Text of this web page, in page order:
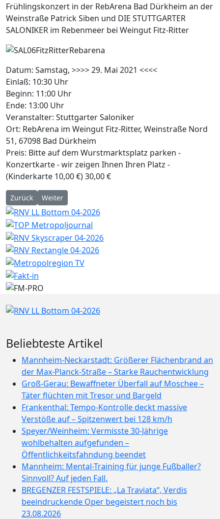
Frühlingskonzert in der RebArena Bad Dürkheim an der
Weinstraße Patrick Siben und DIE STUTTGARTER
SALONIKER im Rebenmeer bei Weingut Fitz-Ritter
Datum: Samstag, >>>> 29. Mai 2021 <<<<
Einlaß: 10:30 Uhr
Beginn: 11:00 Uhr
Ende: 13:00 Uhr
Veranstalter: Stuttgarter Saloniker
Ort: RebArena im Weingut Fitz-Ritter, Weinstraße Nord
51, 67098 Bad Dürkheim
Preis: Bitte auf dem Wurstmarktsplatz parken -
Konzertkarte - wir zeigen Ihnen Ihren Platz -
(Kinderkarte 10,00 €) 30,00 €
Vorheriger Beitrag: WO KUNST GANZJÄHRIG ÖFFENTLICH IST –
Zurück Nächster Beitrag: START|fest mit Entenrennen
Weiter
Beliebteste Artikel
Mannheim-Neckarstadt: Größerer Flächenbrand an
der Max-Planck-Straße – Starke Rauchentwicklung
Groß-Gerau: Bewaffneter Überfall auf Moschee –
Täter flüchten mit Tresor und Bargeld
Frankenthal: Tempo-Kontrolle deckt massive
Verstöße auf – Spitzenwert bei 128 km/h
Speyer/Weinheim: Vermisste 30-Jährige
wohlbehalten aufgefunden –
Öffentlichkeitsfahndung beendet
Mannheim: Mental-Training für junge Fußballer?
Sinnvoll? Auf jeden Fall.
BREGENZER FESTSPIELE: „La Traviata“, Verdis
beeindruckende Oper begeistert noch bis
23.08.2026